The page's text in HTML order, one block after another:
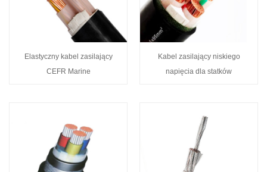
Elastyczny kabel zasilający
CEFR Marine
Kabel zasilający niskiego
napięcia dla statków